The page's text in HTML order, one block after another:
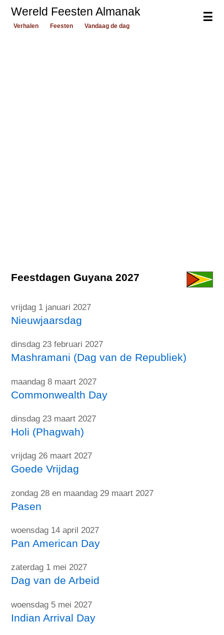
☰
Wereld Feesten Almanak
Verhalen Feesten Vandaag de dag
Feestdagen Guyana 2027
vrijdag 1 januari 2027
Nieuwjaarsdag
dinsdag 23 februari 2027
Mashramani (Dag van de Republiek)
maandag 8 maart 2027
Commonwealth Day
dinsdag 23 maart 2027
Holi (Phagwah)
vrijdag 26 maart 2027
Goede Vrijdag
zondag 28 en maandag 29 maart 2027
Pasen
woensdag 14 april 2027
Pan American Day
zaterdag 1 mei 2027
Dag van de Arbeid
woensdag 5 mei 2027
Indian Arrival Day